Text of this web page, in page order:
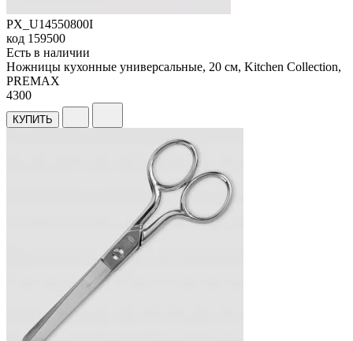
PX_U14550800I
код 159500
Есть в наличии
Ножницы кухонные универсальные, 20 см, Kitchen Collection,
PREMAX
4300
КУПИТЬ